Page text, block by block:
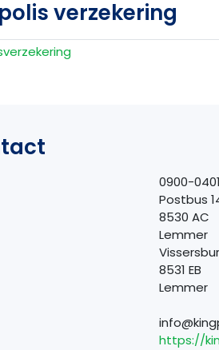
verzekering
0900-
Postbus
8530 AC
Lemmer
8531 EB
Lemmer
https://